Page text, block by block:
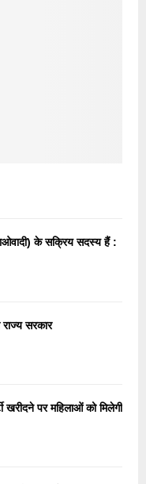
के सक्रिय सदस्य हैं :
राज्य सरकार
खरीदने पर महिलाओं को मिलेगी